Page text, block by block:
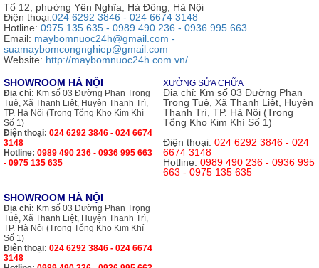
Tổ 12, phường Yên Nghĩa, Hà Đông, Hà Nội
Điện thoại:024 6292 3846 - 024 6674 3148
Hotline: 0975 135 635 - 0989 490 236 - 0936 995 663
Email: maybomnuoc24h@gmail.com -
suamaybomcongnghiep@gmail.com
Website: http://maybomnuoc24h.com.vn/
SHOWROOM HÀ NỘI
Địa chỉ: Km số 03 Đường Phan Trọng
Tuệ, Xã Thanh Liệt, Huyện Thanh Trì,
TP. Hà Nội (Trong Tổng Kho Kim Khí
Số 1)
Điện thoại: 024 6292 3846 - 024 6674
3148
Hotline: 0989 490 236 - 0936 995 663
- 0975 135 635
XƯỞNG SỬA CHỮA
Địa chỉ: Km số 03 Đường Phan
Trọng Tuệ, Xã Thanh Liệt, Huyện
Thanh Trì, TP. Hà Nội (Trong
Tổng Kho Kim Khí Số 1)
Điện thoại: 024 6292 3846 - 024
6674 3148
Hotline: 0989 490 236 - 0936 995
663 - 0975 135 635
SHOWROOM HÀ NỘI
Địa chỉ: Km số 03 Đường Phan Trọng
Tuệ, Xã Thanh Liệt, Huyện Thanh Trì,
TP. Hà Nội (Trong Tổng Kho Kim Khí
Số 1)
Điện thoại: 024 6292 3846 - 024 6674
3148